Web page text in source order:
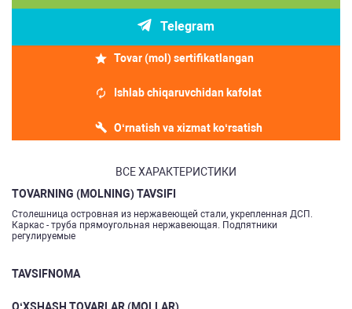
Telegram
Tovar (mol) sertifikatlangan
Ishlab chiqaruvchidan kafolat
O‘rnatish va xizmat ko‘rsatish
ВСЕ ХАРАКТЕРИСТИКИ
TOVARNING (MOLNING) TAVSIFI
Столешница островная из нержавеющей стали, укрепленная ДСП.
Каркас - труба прямоугольная нержавеющая. Подпятники
регулируемые
TAVSIFNOMA
O‘XSHASH TOVARLAR (MOLLAR)